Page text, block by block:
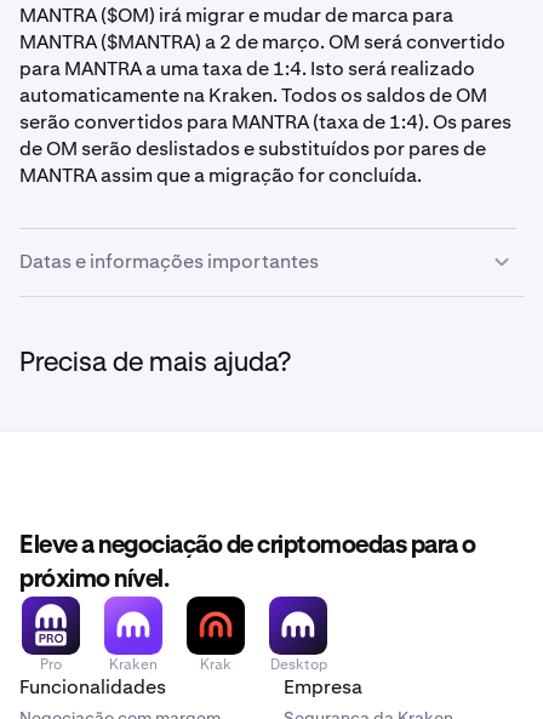
MANTRA ($OM) irá migrar e mudar de marca para
MANTRA ($MANTRA) a 2 de março. OM será convertido
para MANTRA a uma taxa de 1:4. Isto será realizado
automaticamente na Kraken. Todos os saldos de OM
serão convertidos para MANTRA (taxa de 1:4). Os pares
de OM serão deslistados e substituídos por pares de
MANTRA assim que a migração for concluída.
Datas e informações importantes
de que todas as ações necessárias são tomadas antes dos
25 de fevereiro, 14h00 UTC:Os depósitos e
levantamentos de OM serão pausados, e as
de margemserão fechadas. Os mercados de
margem serão deslistados.
26 de fevereiro, 14h00 UTC:Os mercados spot
Precisa de mais ajuda?
Eleve a negociação de criptomoedas para o
próximo nível.
Pro Kraken Krak Desktop
Funcionalidades Empresa